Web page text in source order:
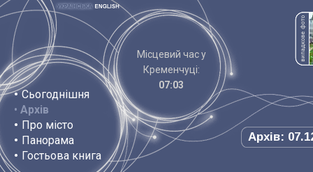
• Сьогоднішня
• Архів
• Про місто
• Панорама
• Гостьова книга
Місцевий час у
Кременчуці:
07:03
Архів: